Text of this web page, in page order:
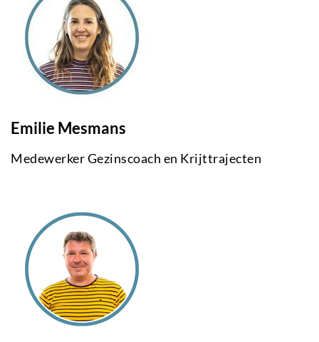
Emilie Mesmans
Medewerker Gezinscoach en Krijttrajecten